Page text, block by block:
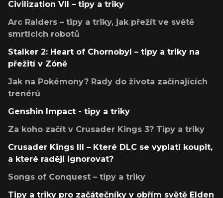
Civilization VII – tipy a triky
Arc Raiders – tipy a triky, jak přežít ve světě
smrtících robotů
Stalker 2: Heart of Chornobyl – tipy a triky na
přežití v Zóně
Jak na Pokémony? Rady do života začínajících
trenérů
Genshin Impact - tipy a triky
Za koho začít v Crusader Kings 3? Tipy a triky
Crusader Kings III – Které DLC se vyplatí koupit,
a které raději ignorovat?
Songs of Conquest – tipy a triky
Tipy a triky pro začátečníky v obřím světě Elden